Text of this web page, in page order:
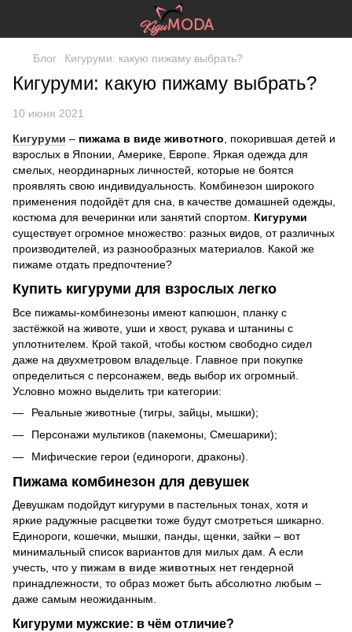
Блог Кигуруми: какую пижаму выбрать?
Кигуруми: какую пижаму выбрать?
10 июня 2021
Кигуруми – пижама в виде животного , покорившая детей и
взрослых в Японии, Америке, Европе. Яркая одежда для
смелых, неординарных личностей, которые не боятся
проявлять свою индивидуальность. Комбинезон широкого
применения подойдёт для сна, в качестве домашней одежды,
костюма для вечеринки или занятий спортом. Кигуруми
существует огромное множество: разных видов, от различных
производителей, из разнообразных материалов. Какой же
пижаме отдать предпочтение?
Купить кигуруми для взрослых легко
Все пижамы-комбинезоны имеют капюшон, планку с
застёжкой на животе, уши и хвост, рукава и штанины с
уплотнителем. Крой такой, чтобы костюм свободно сидел
даже на двухметровом владельце. Главное при покупке
определиться с персонажем, ведь выбор их огромный.
Условно можно выделить три категории:
Реальные животные (тигры, зайцы, мышки);
Персонажи мультиков (пакемоны, Смешарики);
Мифические герои (единороги, драконы).
Пижама комбинезон для девушек
Девушкам подойдут кигуруми в пастельных тонах, хотя и
яркие радужные расцветки тоже будут смотреться шикарно.
Единороги, кошечки, мышки, панды, щенки, зайки – вот
минимальный список вариантов для милых дам. А если
учесть, что у пижам в виде животных нет гендерной
принадлежности, то образ может быть абсолютно любым –
даже самым неожиданным.
Кигуруми мужские: в чём отличие?